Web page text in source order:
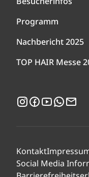
Programm
Nachbericht 2025
TOP HAIR Messe
Instagram
Facebook
YouTube
Kontakt
Social Media